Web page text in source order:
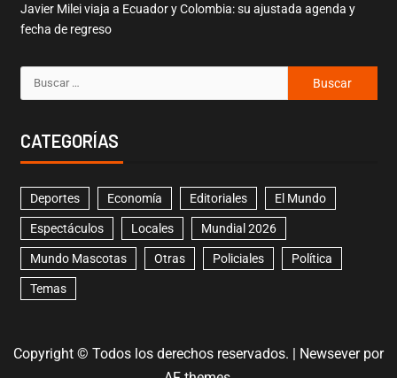
Javier Milei viaja a Ecuador y Colombia: su ajustada agenda y
fecha de regreso
CATEGORÍAS
Deportes Economía Editoriales El Mundo
Espectáculos Locales Mundial 2026
Mundo Mascotas Otras Policiales Política
Temas
Copyright © Todos los derechos reservados. | Newseverpor